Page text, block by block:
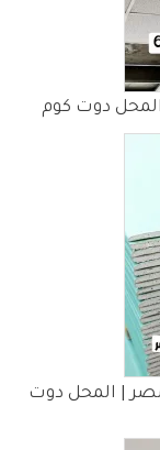
| المحل دوت